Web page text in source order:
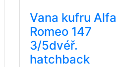
Vana kufru Alfa
Romeo 147
3/5dvéř.
hatchback